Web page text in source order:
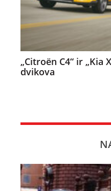
„Citroën C4“ ir „Kia
dvikova